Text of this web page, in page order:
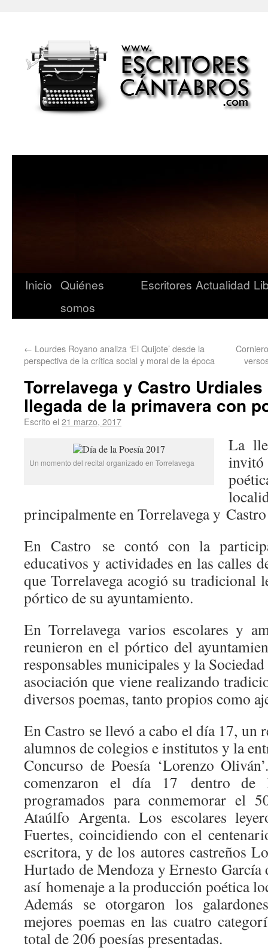
Inicio Quiénes
somos
Escritores Actualidad
← Lourdes Royano analiza ‘El Quijote’ desde la
perspectiva de la crítica social y moral de la época
Torrelavega y Castro
llegada de la primavera con
Escrito el 21 marzo, 2017
Un momento del recital organizado en Torrelavega
La
principalmente en Torrelavega y
En Castro se contó con la
educativos y actividades en las calles
que Torrelavega acogió su tradicional
pórtico de su ayuntamiento.
En Torrelavega varios escolares y
reunieron en el pórtico del
responsables municipales y la
asociación que viene realizando
diversos poemas, tanto propios como
En Castro se llevó a cabo el día 17, un
alumnos de colegios e institutos y la
Concurso de Poesía ‘Lorenzo
comenzaron el día 17 dentro de
programados para conmemorar el
Ataúlfo Argenta. Los escolares
Fuertes, coincidiendo con el
escritora, y de los autores castreños
Hurtado de Mendoza y Ernesto García
así homenaje a la producción poética
Además se otorgaron los
mejores poemas en las cuatro
total de 206 poesías presentadas.